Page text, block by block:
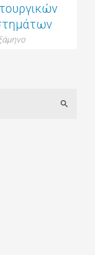
Search